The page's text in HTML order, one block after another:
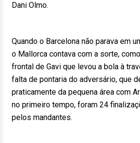
Dani Olmo.
Quando o Barcelona não parava em
o Mallorca contava com a sorte,
frontal de Gavi que levou a bola à
falta de pontaria do adversário, que
praticamente da pequena área com
no primeiro tempo, foram 24
pelos mandantes.